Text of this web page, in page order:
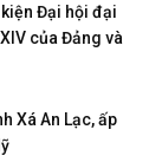
Đại hội đại
của Đảng và
tỉnh An Giang lần
Xá An Lạc, ấp